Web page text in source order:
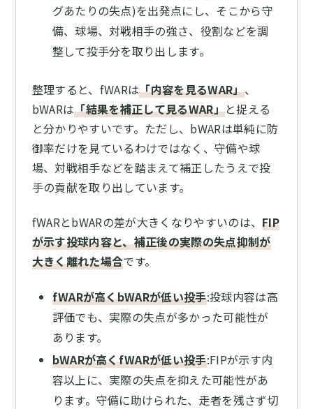
グあたりの失点)を出発点にし、そこから守
備、球場、対戦相手の強さ、役割などを調
整して投手分を取り出します。
整理すると、fWARは「内容を見るWAR」、
bWARは「結果を補正して見るWAR」と捉える
と分かりやすいです。ただし、bWARは単純に防
御率だけを見ているわけではなく、守備や球
場、対戦相手などを踏まえて補正したうえで投
手の貢献を取り出しています。
fWARとbWARの差が大きくなりやすいのは、FIP
が示す投球内容と、補正後の実際の失点抑制が
大きく離れた場合です。
fWARが高くbWARが低い投手:投球内容は高
評価でも、実際の失点が多かった可能性が
あります。
bWARが高くfWARが低い投手:FIPが示す内
容以上に、実際の失点を抑えた可能性があ
ります。守備に助けられた、走者を残さず切